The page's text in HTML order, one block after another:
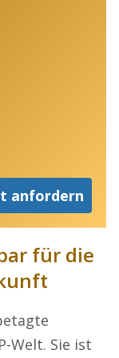
anfordern
für die
Welt. Sie ist